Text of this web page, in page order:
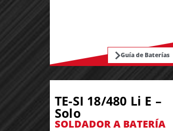
Guía de Baterías
TE-SI 18/480 Li E –
Solo
SOLDADOR A BATERÍA